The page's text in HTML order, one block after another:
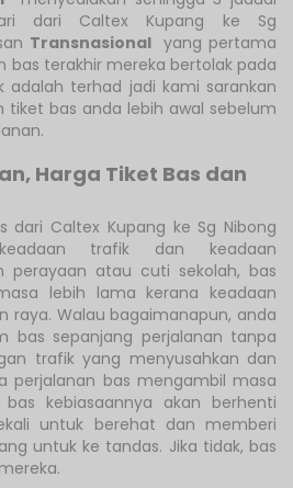
dari Caltex Kupang ke Sg
Transnasionalyang pertama
bas terakhir mereka bertolak pada
adalah terhad jadi kami sarankan
bas anda lebih awal sebelum
Harga Tiket Bas dan
dari Caltex Kupang ke Sg Nibong
trafik dan keadaan
perayaan atau cuti sekolah, bas
lebih lama kerana keadaan
raya. Walau bagaimanapun, anda
bas sepanjang perjalanan tanpa
trafik yang menyusahkan dan
perjalanan bas mengambil masa
kebiasaannya akan berhenti
untuk berehat dan memberi
untuk ke tandas. Jika tidak, bas